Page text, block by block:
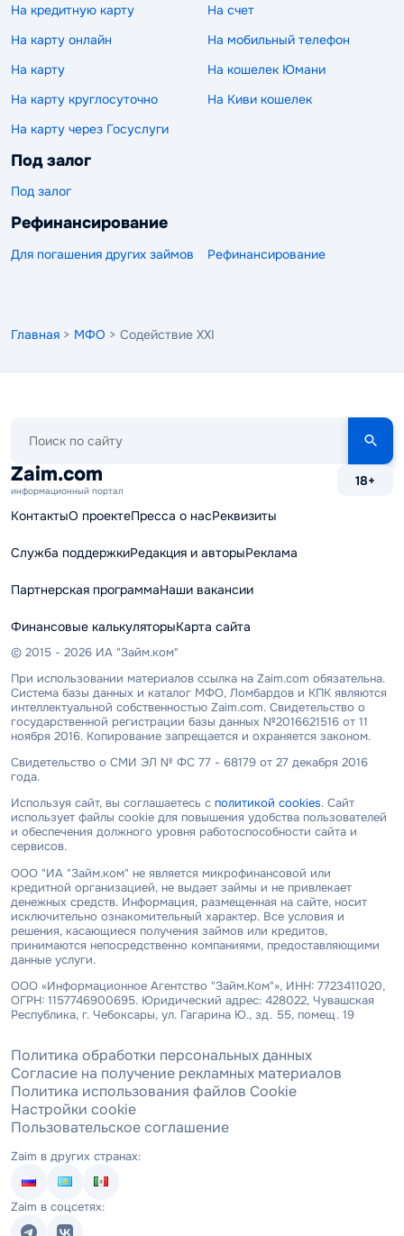
На кредитную карту
На счет
На карту онлайн
На мобильный телефон
На карту
На кошелек Юмани
На карту круглосуточно
На Киви кошелек
На карту через Госуслуги
Под залог
Под залог
Рефинансирование
Для погашения других займов Рефинансирование
Главная > МФО > Содействие XXI
сайту
Zaim.com
информационный портал
18+
КонтактыО проектеПресса о насРеквизиты
Служба поддержкиРедакция и авторыРеклама
Партнерская программаНаши вакансии
Финансовые калькуляторыКарта сайта
© 2015 - 2026 ИА "Займ.ком"
При использовании материалов ссылка на Zaim.com обязательна.
Система базы данных и каталог МФО, Ломбардов и КПК являются
интеллектуальной собственностью Zaim.com. Свидетельство о
государственной регистрации базы данных №2016621516 от 11
ноября 2016. Копирование запрещается и охраняется законом.
Свидетельство о СМИ ЭЛ № ФС 77 - 68179 от 27 декабря 2016
года.
Используя сайт, вы соглашаетесь с политикой cookies. Сайт
использует файлы cookie для повышения удобства пользователей
и обеспечения должного уровня работоспособности сайта и
сервисов.
ООО "ИА "Займ.ком" не является микрофинансовой или
кредитной организацией, не выдает займы и не привлекает
денежных средств. Информация, размещенная на сайте, носит
исключительно ознакомительный характер. Все условия и
решения, касающиеся получения займов или кредитов,
принимаются непосредственно компаниями, предоставляющими
данные услуги.
ООО «Информационное Агентство "Займ.Ком"», ИНН: 7723411020,
ОГРН: 1157746900695. Юридический адрес: 428022, Чувашская
Республика, г. Чебоксары, ул. Гагарина Ю., зд. 55, помещ. 19
Политика обработки персональных данных
Согласие на получение рекламных материалов
Политика использования файлов Cookie
Настройки cookie
Пользовательское соглашение
Zaim в других странах:
Zaim в соцсетях: